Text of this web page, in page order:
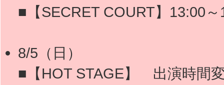
■【SECRET COURT】13:00
8/5（日）
■【HOT STAGE】 出演時